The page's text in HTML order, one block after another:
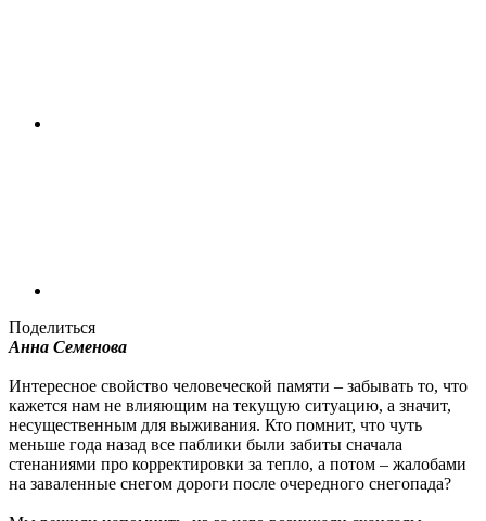
Поделиться
Анна Семенова
Интересное свойство человеческой памяти – забывать то, что
кажется нам не влияющим на текущую ситуацию, а значит,
несущественным для выживания. Кто помнит, что чуть
меньше года назад все паблики были забиты сначала
стенаниями про корректировки за тепло, а потом – жалобами
на заваленные снегом дороги после очередного снегопада?